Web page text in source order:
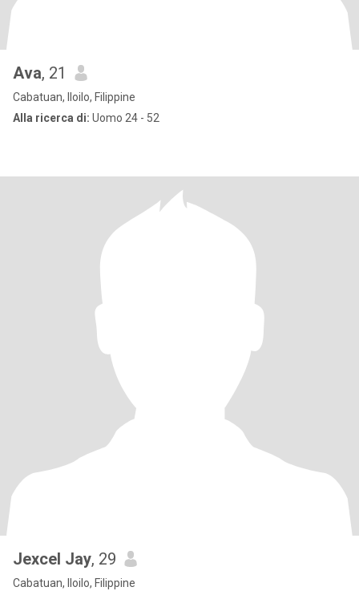
Ava, 21
Cabatuan, Iloilo, Filippine
Alla ricerca di: Uomo 24 - 52
Jexcel Jay, 29
Cabatuan, Iloilo, Filippine